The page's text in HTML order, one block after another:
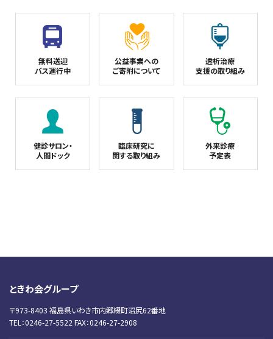
無料送迎
バス運行中
公益事業への
ご寄附について
透析治療
支援の取り組み
健診サロン・
人間ドック
臨床研究に
関する取り組み
外来診療
予定表
ときわ会グループ
〒973-8403 福島県いわき市内郷綴町沼尻62番地
TEL：0246-27-5522 FAX：0246-27-2908